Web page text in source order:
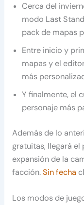
Cerca del
modo Last
pack de mapas
Entre inicio y
mapas y el
más
Y finalmente, el
personaje más
Además de lo
gratuitas, llegará el
expansión de la
facción.Sin fecha
Los modos de